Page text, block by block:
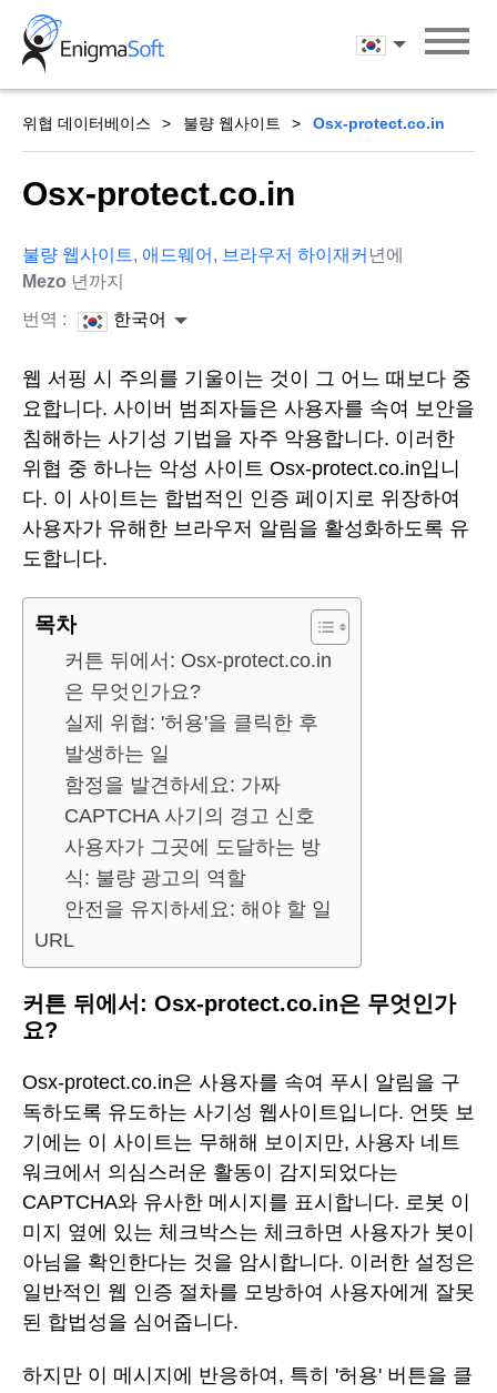
Skip
content
한국어
위협 데이터베이스 불량 웹사이트 Osx-protect.co.in
Osx-protect.co.in
불량 웹사이트, 애드웨어 , 브라우저 하이재커 년에
Mezo 년까지
번역 :
한국어
웹 서핑 시 주의를 기울이는 것이 그 어느 때보다 중
요합니다. 사이버 범죄자들은 사용자를 속여 보안을
침해하는 사기성 기법을 자주 악용합니다. 이러한
위협 중 하나는 악성 사이트 Osx-protect.co.in입니
다. 이 사이트는 합법적인 인증 페이지로 위장하여
사용자가 유해한 브라우저 알림을 활성화하도록 유
도합니다.
목차
커튼 뒤에서: Osx-protect.co.in
은 무엇인가요?
실제 위협: '허용'을 클릭한 후
발생하는 일
함정을 발견하세요: 가짜
CAPTCHA 사기의 경고 신호
사용자가 그곳에 도달하는 방
식: 불량 광고의 역할
안전을 유지하세요: 해야 할 일
URL
커튼 뒤에서: Osx-protect.co.in은 무엇인가
요?
Osx-protect.co.in은 사용자를 속여 푸시 알림을 구
독하도록 유도하는 사기성 웹사이트입니다. 언뜻 보
기에는 이 사이트는 무해해 보이지만, 사용자 네트
워크에서 의심스러운 활동이 감지되었다는
CAPTCHA와 유사한 메시지를 표시합니다. 로봇 이
미지 옆에 있는 체크박스는 체크하면 사용자가 봇이
아님을 확인한다는 것을 암시합니다. 이러한 설정은
일반적인 웹 인증 절차를 모방하여 사용자에게 잘못
된 합법성을 심어줍니다.
하지만 이 메시지에 반응하여, 특히 '허용' 버튼을 클